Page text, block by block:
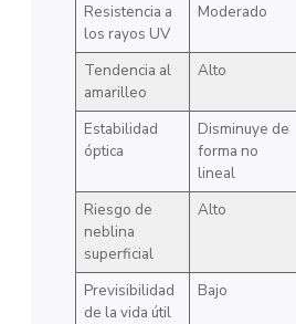
Resistencia a
los rayos UV
Moderado
Tendencia al
amarilleo
Alto
Estabilidad
óptica
Disminuye de
forma no
lineal
Riesgo de
neblina
superficial
Alto
Previsibilidad
de la vida útil
Bajo